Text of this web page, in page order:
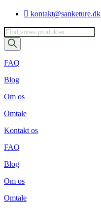
Videre
indhold
kontakt@sanketure.dk
Products
search
FAQ
Blog
Om os
Omtale
Kontakt os
FAQ
Blog
Om os
Omtale